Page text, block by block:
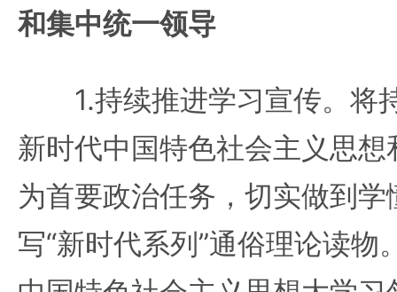
和集中统一领导
1.持续推进学习宣传。将
新时代中国特色社会主义思
为首要政治任务，切实做到
写“新时代系列”通俗理论读物